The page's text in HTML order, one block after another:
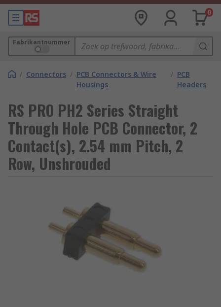
0
Fabrikantnummer
/ Connectors / PCB Connectors & Wire
Housings
/ PCB
Headers
RS PRO PH2 Series Straight
Through Hole PCB Connector, 2
Contact(s), 2.54 mm Pitch, 2
Row, Unshrouded